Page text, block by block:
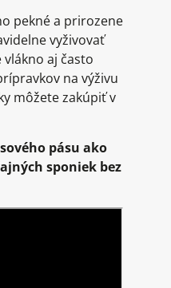
pekné a prirozene
vyživovať
aj často
na výživu
môžete zakúpiť v
pásu ako
sponiek bez